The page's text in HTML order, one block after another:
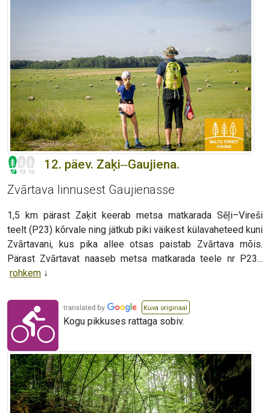
12. päev. Zaķi‒Gaujiena.
Zvārtava linnusest Gaujienasse
1,5 km pärast Zaķit keerab metsa matkarada Sēļi–Vireši
teelt (P23) kõrvale ning jätkub piki väikest külavaheteed kuni
Zvārtavani, kus pika allee otsas paistab Zvārtava mõis.
Pärast Zvārtavat naaseb metsa matkarada teele nr P23...
rohkem
Kuva originaal
Kogu pikkuses rattaga sobiv.